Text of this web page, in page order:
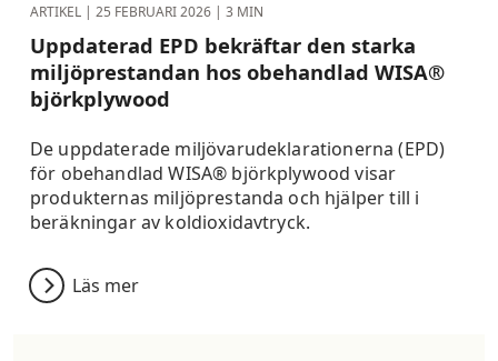
ARTIKEL | 25 FEBRUARI 2026 | 3 MIN
Uppdaterad EPD bekräftar den starka
miljöprestandan hos obehandlad WISA®
björkplywood
De uppdaterade miljövarudeklarationerna (EPD)
för obehandlad WISA® björkplywood visar
produkternas miljöprestanda och hjälper till i
beräkningar av koldioxidavtryck.
Läs mer